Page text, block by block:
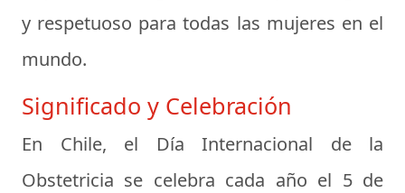
y respetuoso para todas las mujeres en el
mundo.
Significado y Celebración
En Chile, el Día Internacional de la
Obstetricia se celebra cada año el 5 de